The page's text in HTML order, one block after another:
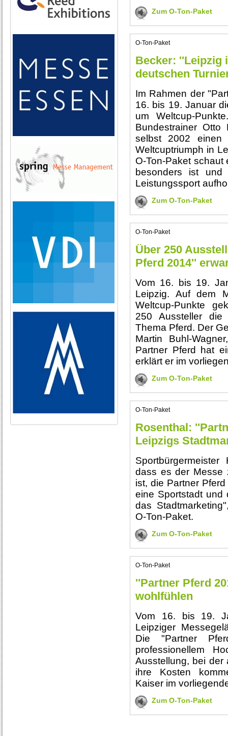
Zum O-Ton-Paket
O-Ton-Paket
Becker: ''Leipzig
deutschen
Im Rahmen der
16. bis 19. Januar
um Weltcup-
Bundestrainer
selbst 2002 einen
Weltcuptriumph in
O-Ton-Paket
besonders ist
Leistungssport
Zum O-Ton-Paket
O-Ton-Paket
Über 250
Pferd 2014''
Vom 16. bis 19.
Leipzig. Auf dem
Weltcup-Punkte
250 Aussteller
Thema Pferd. Der
Martin Buhl-
Partner Pferd hat
erklärt er im
Zum O-Ton-Paket
O-Ton-Paket
Rosenthal:
Leipzigs
dass es der Messe
ist, die Partner
eine Sportstadt und
das
O-Ton-Paket.
Zum O-Ton-Paket
O-Ton-Paket
''Partner Pferd
wohlfühlen
Vom 16. bis 19.
Leipziger
Die "Partner
professionellem
Ausstellung, bei der
ihre Kosten
Kaiser im
Zum O-Ton-Paket